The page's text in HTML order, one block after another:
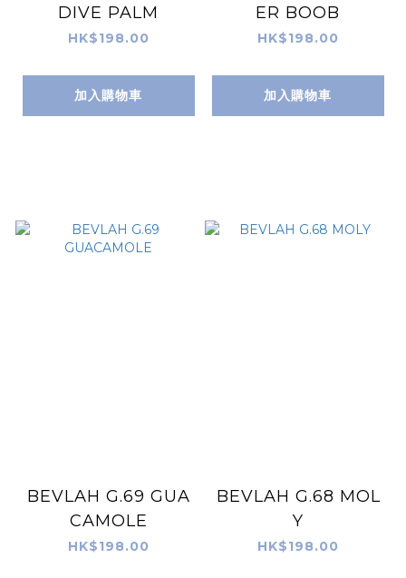
DIVE PALM
HK$198.00
加入購物車
ER BOOB
HK$198.00
加入購物車
BEVLAH G.69 GUA
CAMOLE
HK$198.00
BEVLAH G.68 MOL
Y
HK$198.00